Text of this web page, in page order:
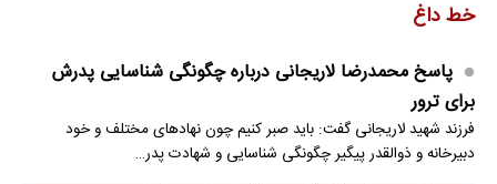
خط داغ
پاسخ محمدرضا لاریجانی درباره چگونگی شناسایی پدرش
برای ترور
فرزند شهید لاریجانی گفت: باید صبر کنیم چون نهادهای مختلف و خود
دبیرخانه و ذوالقدر پیگیر چگونگی شناسایی و شهادت پدر…